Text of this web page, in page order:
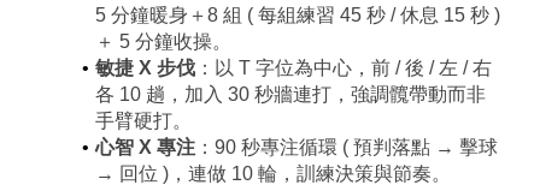
5 分鐘暖身＋8 組 ( 每組練習 45 秒 / 休息 15 秒 )
＋ 5 分鐘收操。
敏捷 X 步伐：以 T 字位為中心，前 / 後 / 左 / 右
各 10 趟，加入 30 秒牆連打，強調髖帶動而非
手臂硬打。
心智 X 專注：90 秒專注循環 ( 預判落點 → 擊球
→ 回位 )，連做 10 輪，訓練決策與節奏。